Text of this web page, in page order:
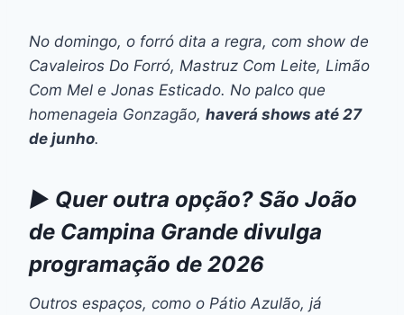
No domingo, o forró dita a regra, com show de
Cavaleiros Do Forró, Mastruz Com Leite, Limão
Com Mel e Jonas Esticado. No palco que
homenageia Gonzagão, haverá shows até 27
de junho.
▶️ Quer outra opção? São João
de Campina Grande divulga
programação de 2026
Outros espaços, como o Pátio Azulão, já